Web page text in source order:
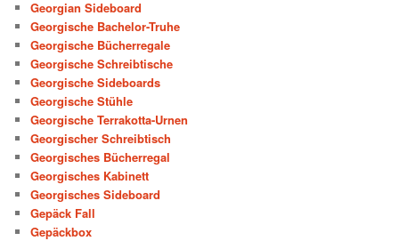
Georgian Sideboard
Georgische Bachelor-Truhe
Georgische Bücherregale
Georgische Schreibtische
Georgische Sideboards
Georgische Stühle
Georgische Terrakotta-Urnen
Georgischer Schreibtisch
Georgisches Bücherregal
Georgisches Kabinett
Georgisches Sideboard
Gepäck Fall
Gepäckbox